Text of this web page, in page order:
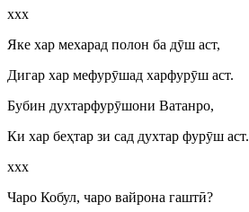
ххх
Яке хар мехарад полон ба дӯш аст,
Дигар хар мефурӯшад харфурӯш аст.
Бубин духтарфурӯшони Ватанро,
Ки хар беҳтар зи сад духтар фурӯш аст.
ххх
Чаро Кобул, чаро вайрона гаштӣ?